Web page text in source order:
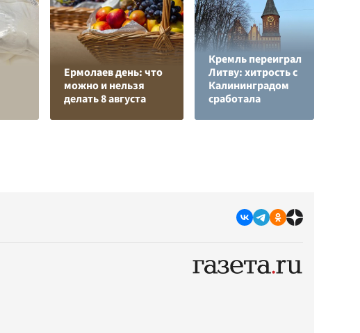
Ермолаев день: что
можно и нельзя
делать 8 августа
Кремль переиграл
Литву: хитрость с
Калининградом
сработала